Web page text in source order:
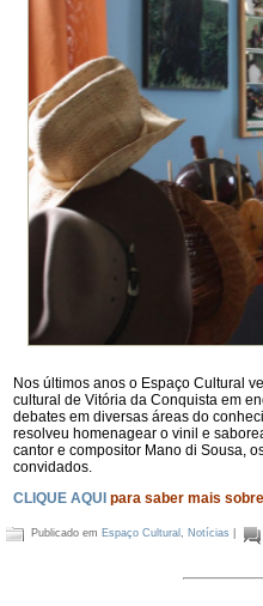
Nos últimos anos o Espaço Cultural
cultural de Vitória da Conquista em
debates em diversas áreas do
resolveu homenagear o vinil e
cantor e compositor Mano di Sousa,
convidados.
CLIQUE AQUI para saber mais
Publicado em Espaço Cultural , Notícias